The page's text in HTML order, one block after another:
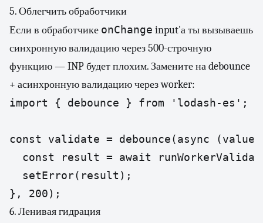
5. Облегчить обработчики
Если в обработчике onChange input'а ты вызываешь
синхронную валидацию через 500-строчную
функцию — INP будет плохим. Замените на debounce
+ асинхронную валидацию через worker:
import { debounce } from 'lodash-es';
const validate = debounce(async
const result = await
  setError(result);
}, 200);
6. Ленивая гидрация